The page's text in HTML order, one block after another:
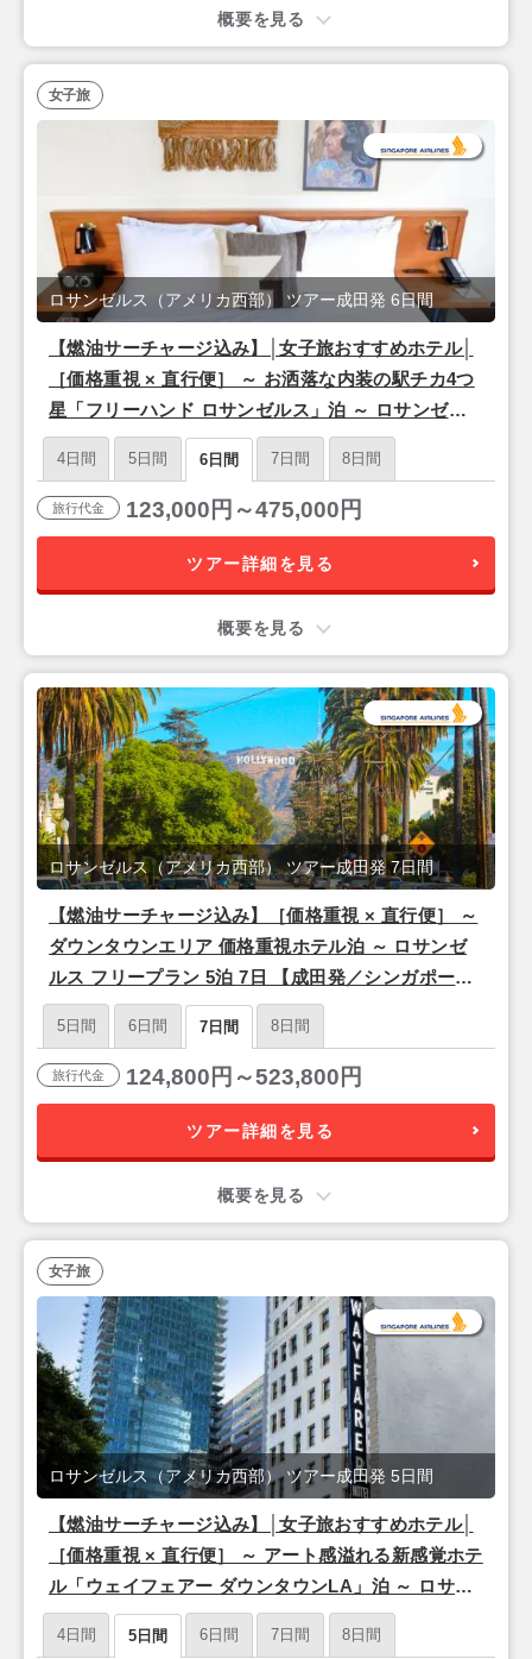
概要を見る
【燃油サーチャージ込み】│女子旅おすすめホテル│
［価格重視 × 直行便］ ～ お洒落な内装の駅チカ4つ
星「フリーハンド ロサンゼルス」泊 ～ ロサンゼル
ス フリープラン 4泊 6日 【成田発／シンガポール航
空利用】
ロサンゼルス（アメリカ西部） ツアー成田発 6日間
女子旅
4日間 5日間 6日間 7日間 8日間
旅行代金 123,000円～475,000円
ツアー詳細を見る
概要を見る
【燃油サーチャージ込み】［価格重視 × 直行便］ ～
ダウンタウンエリア 価格重視ホテル泊 ～ ロサンゼ
ルス フリープラン 5泊 7日 【成田発／シンガポール
航空利用】
ロサンゼルス（アメリカ西部） ツアー成田発 7日間
5日間 6日間 7日間 8日間
旅行代金 124,800円～523,800円
ツアー詳細を見る
概要を見る
【燃油サーチャージ込み】│女子旅おすすめホテル│
［価格重視 × 直行便］ ～ アート感溢れる新感覚ホテ
ル「ウェイフェアー ダウンタウンLA」泊 ～ ロサン
ゼルス フリープラン 3泊 5日 【成田発／シンガポー
ル航空利用】
ロサンゼルス（アメリカ西部） ツアー成田発 5日間
女子旅
4日間 5日間 6日間 7日間 8日間